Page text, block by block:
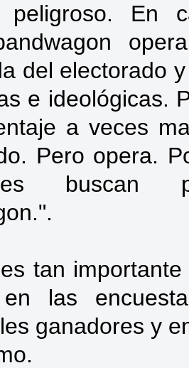
En
del electorado
e ideológicas.
a veces
Pero opera.
buscan
tan
las
ganadores y